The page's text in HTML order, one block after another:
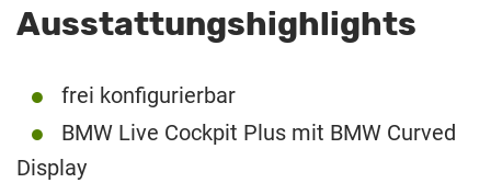
Ausstattungshighlights
frei konfigurierbar
BMW Live Cockpit Plus mit BMW Curved
Display